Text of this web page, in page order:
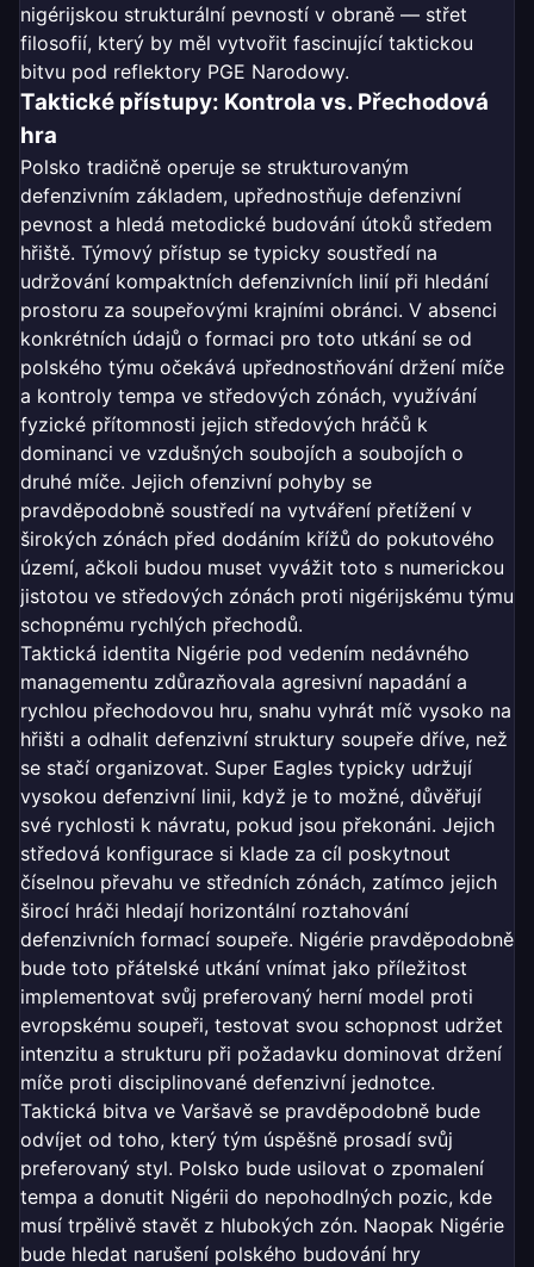
nigérijskou strukturální pevností v obraně — střet
filosofií, který by měl vytvořit fascinující taktickou
bitvu pod reflektory PGE Narodowy.
Taktické přístupy: Kontrola vs. Přechodová
hra
Polsko tradičně operuje se strukturovaným
defenzivním základem, upřednostňuje defenzivní
pevnost a hledá metodické budování útoků středem
hřiště. Týmový přístup se typicky soustředí na
udržování kompaktních defenzivních linií při hledání
prostoru za soupeřovými krajními obránci. V absenci
konkrétních údajů o formaci pro toto utkání se od
polského týmu očekává upřednostňování držení míče
a kontroly tempa ve středových zónách, využívání
fyzické přítomnosti jejich středových hráčů k
dominanci ve vzdušných soubojích a soubojích o
druhé míče. Jejich ofenzivní pohyby se
pravděpodobně soustředí na vytváření přetížení v
širokých zónách před dodáním křížů do pokutového
území, ačkoli budou muset vyvážit toto s numerickou
jistotou ve středových zónách proti nigérijskému týmu
schopnému rychlých přechodů.
Taktická identita Nigérie pod vedením nedávného
managementu zdůrazňovala agresivní napadání a
rychlou přechodovou hru, snahu vyhrát míč vysoko na
hřišti a odhalit defenzivní struktury soupeře dříve, než
se stačí organizovat. Super Eagles typicky udržují
vysokou defenzivní linii, když je to možné, důvěřují
své rychlosti k návratu, pokud jsou překonáni. Jejich
středová konfigurace si klade za cíl poskytnout
číselnou převahu ve středních zónách, zatímco jejich
širocí hráči hledají horizontální roztahování
defenzivních formací soupeře. Nigérie pravděpodobně
bude toto přátelské utkání vnímat jako příležitost
implementovat svůj preferovaný herní model proti
evropskému soupeři, testovat svou schopnost udržet
intenzitu a strukturu při požadavku dominovat držení
míče proti disciplinované defenzivní jednotce.
Taktická bitva ve Varšavě se pravděpodobně bude
odvíjet od toho, který tým úspěšně prosadí svůj
preferovaný styl. Polsko bude usilovat o zpomalení
tempa a donutit Nigérii do nepohodlných pozic, kde
musí trpělivě stavět z hlubokých zón. Naopak Nigérie
bude hledat narušení polského budování hry